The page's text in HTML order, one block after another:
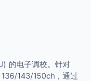
的电子调校。针对
143/150ch，通过